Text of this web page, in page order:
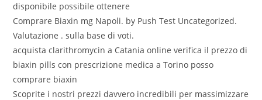
disponibile possibile ottenere
Comprare Biaxin mg Napoli. by Push Test Uncategorized.
Valutazione . sulla base di voti.
acquista clarithromycin a Catania online verifica il prezzo di
biaxin pills con prescrizione medica a Torino posso
comprare biaxin
Scoprite i nostri prezzi davvero incredibili per massimizzare